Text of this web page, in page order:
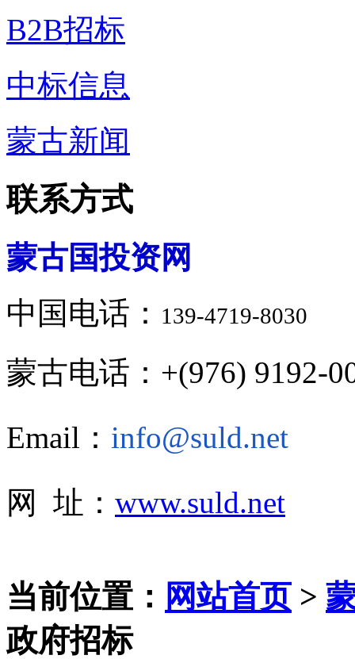
B2B招标
中标信息
蒙古新闻
联系方式
蒙古国投资网
中国电话： 139-4719-8030
蒙古电话：+(976) 9192-
Email： info@suld.net
网 址： www.suld.net
当前位置： 网站首页>
政府招标